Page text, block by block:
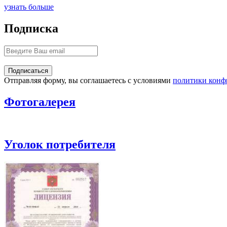
узнать больше
Подписка
Отправляя форму, вы соглашаетесь с условиями политики
Фотогалерея
Уголок потребителя